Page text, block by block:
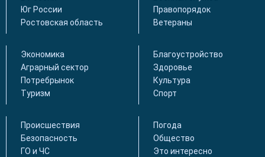
Юг России
Ростовская область
Правопорядок
Ветераны
Экономика
Аграрный сектор
Потребрынок
Туризм
Благоустройство
Здоровье
Культура
Спорт
Происшествия
Безопасность
ГО и ЧС
Погода
Общество
Это интересно